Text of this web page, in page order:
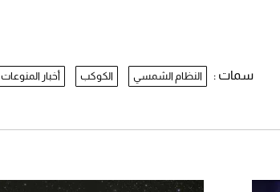
سمات : النظام الشمسي الكوكب أخبار المنوعات